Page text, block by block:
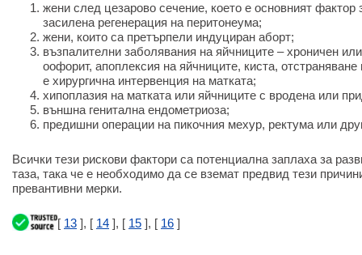
жени след цезарово сечение, което е основният фактор
засилена регенерация на перитонеума;
жени, които са претърпели индуциран аборт;
възпалителни заболявания на яйчниците – хроничен
оофорит, апоплексия на яйчниците, киста,
е хирургична интервенция на матката;
хипоплазия на матката или яйчниците с вродена или
външна генитална ендометриоза;
предишни операции на пикочния мехур, ректума или
Всички тези рискови фактори са потенциална заплаха за
таза, така че е необходимо да се вземат предвид тези
превантивни мерки.
[ 13 ], [ 14 ], [ 15 ], [ 16 ]